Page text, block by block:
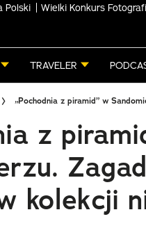
Polski Wielki Konkurs
TRAVELER
„Pochodnia z piramid” w
z
kolekcji